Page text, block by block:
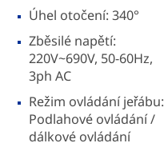
Úhel otočení: 340°
Zběsilé napětí:
220V~690V, 50-60Hz,
3ph AC
Režim ovládání jeřábu:
Podlahové ovládání /
dálkové ovládání